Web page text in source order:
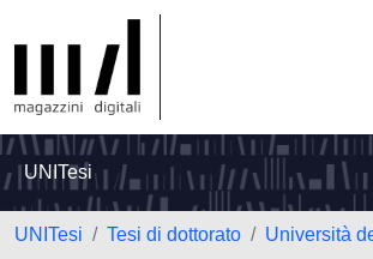
UNITesi
UNITesi Tesi di dottorato Università